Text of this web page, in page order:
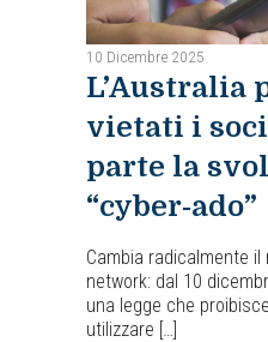
10 Dicembre 2025
L’Australia
vietati i
parte la
“cyber‑ado”
Cambia radicalmente
network: dal 10
una legge che
utilizzare […]